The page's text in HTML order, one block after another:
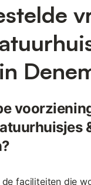
faciliteiten die